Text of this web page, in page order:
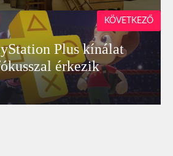
Plus kínálat
érkezik
KÖVETKEZŐ